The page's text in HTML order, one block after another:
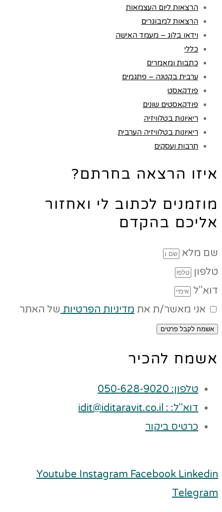
הרצאות ליום העצמאות
הרצאות למבוגרים
וידאו בלוג – מעמד האישה
כללי
כתבות ומאמרים
ערבית בקטנה – פתגמים
פודקאסט
פודקאסטים שונים
ריאיונות בטלוויזיה
ריאיונות בטלוויזיה הערבית
תרבות ועסקים
איזו הרצאה בחרתם?
מוזמנים לכתוב לי ואחזור
אליכם בהקדם
שם מלא
טלפון
דוא"ל
אני מאשר/ת את מדיניות הפרטיות של האתר
אשמח לקבל פרטים
אשמח להכיר
טלפון: 050-628-9020
דוא"ל: : idit@iditaravit.co.il
כרטיס ביקור
Youtube Instagram Facebook Linkedin
Telegram